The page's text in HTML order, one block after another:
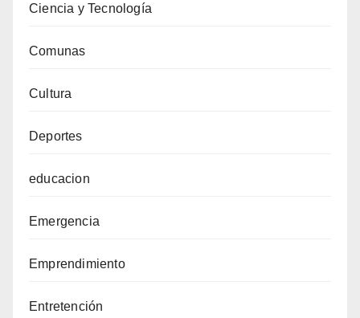
Ciencia y Tecnología
Comunas
Cultura
Deportes
educacion
Emergencia
Emprendimiento
Entretención